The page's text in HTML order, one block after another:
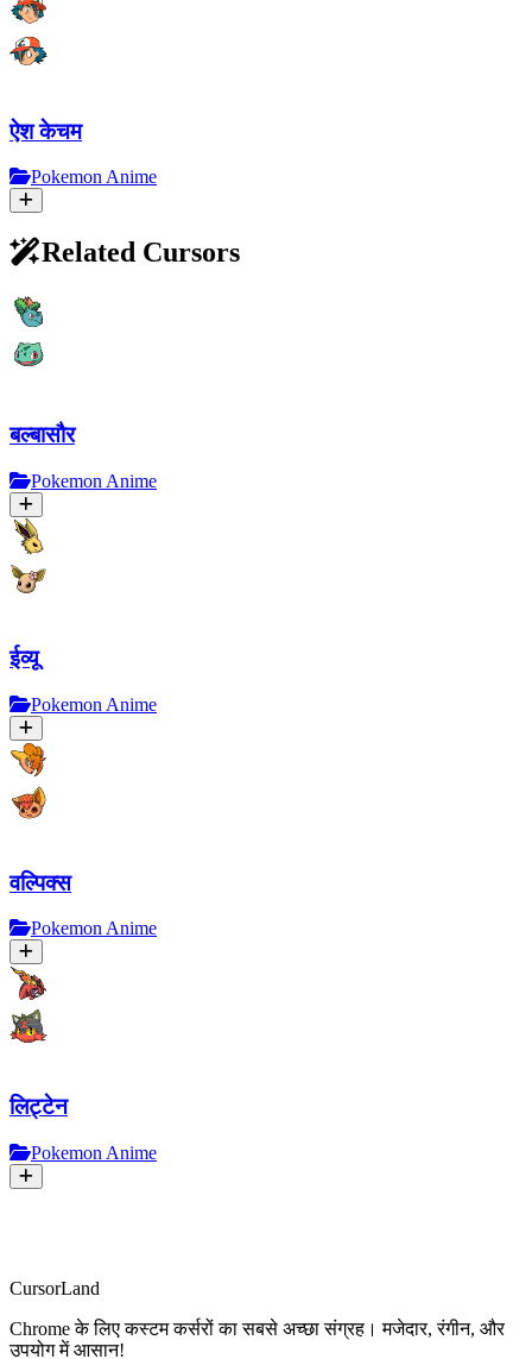
ऐश केचम
Pokemon Anime
Related Cursors
बल्बासौर
Pokemon Anime
ईव्यू
Pokemon Anime
वल्पिक्स
Pokemon Anime
लिट्टेन
Pokemon Anime
CursorLand
Chrome के लिए कस्टम कर्सरों का सबसे अच्छा संग्रह। मजेदार, रंगीन, और
उपयोग में आसान!